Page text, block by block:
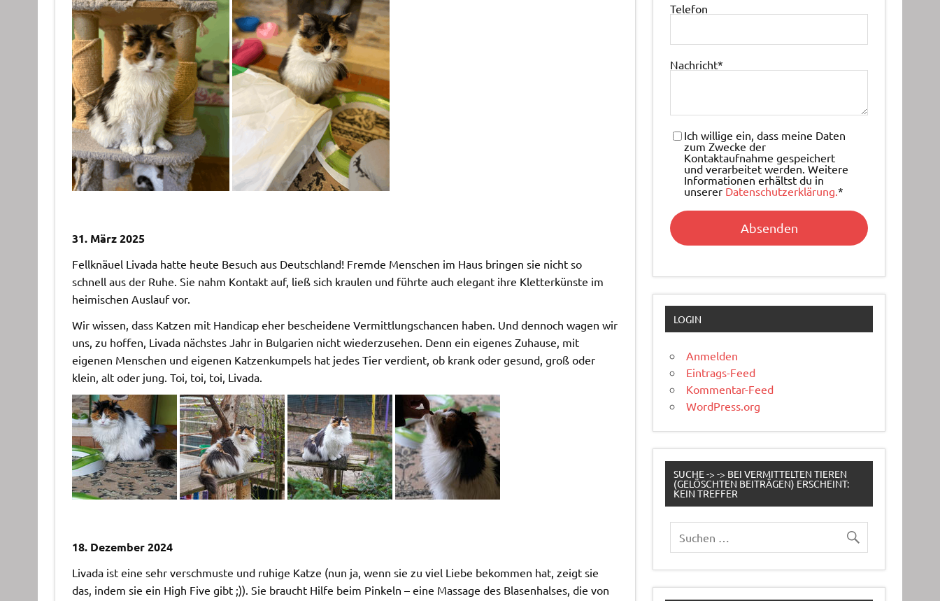
31. März 2025
Fellknäuel Livada hatte heute Besuch aus Deutschland! Fremde Menschen im Haus bringen sie nicht so
schnell aus der Ruhe. Sie nahm Kontakt auf, ließ sich kraulen und führte auch elegant ihre Kletterkünste im
heimischen Auslauf vor.
Wir wissen, dass Katzen mit Handicap eher bescheidene Vermittlungschancen haben. Und dennoch wagen wir
uns, zu hoffen, Livada nächstes Jahr in Bulgarien nicht wiederzusehen. Denn ein eigenes Zuhause, mit
eigenen Menschen und eigenen Katzenkumpels hat jedes Tier verdient, ob krank oder gesund, groß oder
klein, alt oder jung. Toi, toi, toi, Livada.
18. Dezember 2024
Livada ist eine sehr verschmuste und ruhige Katze (nun ja, wenn sie zu viel Liebe bekommen hat, zeigt sie
das, indem sie ein High Five gibt ;)). Sie braucht Hilfe beim Pinkeln – eine Massage des Blasenhalses, die von
Telefon
Nachricht*
Ich willige ein, dass meine Daten
zum Zwecke der
Kontaktaufnahme gespeichert
und verarbeitet werden. Weitere
Informationen erhältst du in
unserer Datenschutzerklärung.*
LOGIN
Anmelden
Eintrags-Feed
Kommentar-Feed
WordPress.org
SUCHE -> -> BEI VERMITTELTEN TIEREN
(GELÖSCHTEN BEITRÄGEN) ERSCHEINT:
KEIN TREFFER